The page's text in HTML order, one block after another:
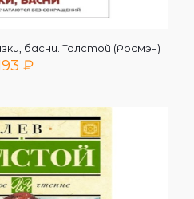
басни. Толстой (Росмэн)
₽